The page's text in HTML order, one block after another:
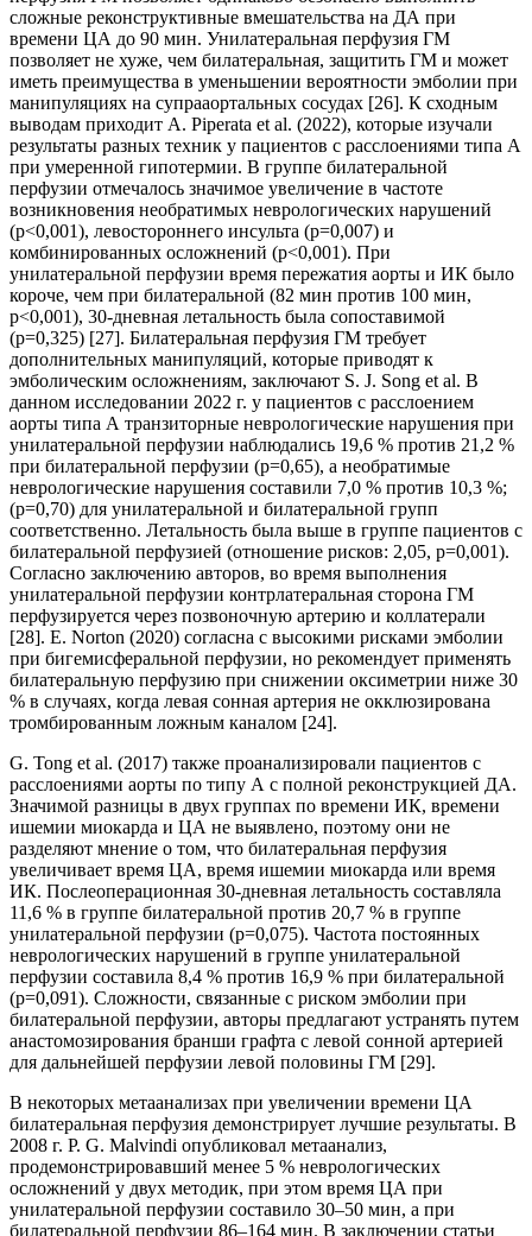
сложные реконструктивные вмешательства на ДА при
времени ЦА до 90 мин. Унилатеральная перфузия ГМ
позволяет не хуже, чем билатеральная, защитить ГМ и может
иметь преимущества в уменьшении вероятности эмболии при
манипуляциях на супрааортальных сосудах [26]. К сходным
выводам приходит A. Piperata et al. (2022), которые изучали
результаты разных техник у пациентов с расслоениями типа А
при умеренной гипотермии. В группе билатеральной
перфузии отмечалось значимое увеличение в частоте
возникновения необратимых неврологических нарушений
(p<0,001), левостороннего инсульта (p=0,007) и
комбинированных осложнений (p<0,001). При
унилатеральной перфузии время пережатия аорты и ИК было
короче, чем при билатеральной (82 мин против 100 мин,
p<0,001), 30-дневная летальность была сопоставимой
(p=0,325) [27]. Билатеральная перфузия ГМ требует
дополнительных манипуляций, которые приводят к
эмболическим осложнениям, заключают S. J. Song et al. В
данном исследовании 2022 г. у пациентов с расслоением
аорты типа А транзиторные неврологические нарушения при
унилатеральной перфузии наблюдались 19,6 % против 21,2 %
при билатеральной перфузии (p=0,65), а необратимые
неврологические нарушения составили 7,0 % против 10,3 %;
(p=0,70) для унилатеральной и билатеральной групп
соответственно. Летальность была выше в группе пациентов с
билатеральной перфузией (отношение рисков: 2,05, p=0,001).
Согласно заключению авторов, во время выполнения
унилатеральной перфузии контрлатеральная сторона ГМ
перфузируется через позвоночную артерию и коллатерали
[28]. E. Norton (2020) согласна с высокими рисками эмболии
при бигемисферальной перфузии, но рекомендует применять
билатеральную перфузию при снижении оксиметрии ниже 30
% в случаях, когда левая сонная артерия не окклюзирована
тромбированным ложным каналом [24].
G. Tong et al. (2017) также проанализировали пациентов с
расслоениями аорты по типу А с полной реконструкцией ДА.
Значимой разницы в двух группах по времени ИК, времени
ишемии миокарда и ЦА не выявлено, поэтому они не
разделяют мнение о том, что билатеральная перфузия
увеличивает время ЦА, время ишемии миокарда или время
ИК. Послеоперационная 30-дневная летальность составляла
11,6 % в группе билатеральной против 20,7 % в группе
унилатеральной перфузии (p=0,075). Частота постоянных
неврологических нарушений в группе унилатеральной
перфузии составила 8,4 % против 16,9 % при билатеральной
(p=0,091). Сложности, связанные с риском эмболии при
билатеральной перфузии, авторы предлагают устранять путем
анастомозирования бранши графта с левой сонной артерией
для дальнейшей перфузии левой половины ГМ [29].
В некоторых метаанализах при увеличении времени ЦА
билатеральная перфузия демонстрирует лучшие результаты. В
2008 г. P. G. Malvindi опубликовал метаанализ,
продемонстрировавший менее 5 % неврологических
осложнений у двух методик, при этом время ЦА при
унилатеральной перфузии составило 30–50 мин, а при
билатеральной перфузии 86–164 мин. В заключении статьи